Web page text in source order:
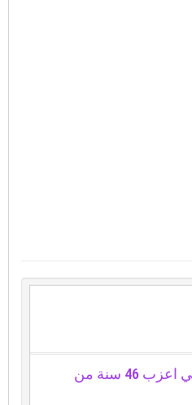
نور الدين محمود الذهبي اعزب 46 سنة من